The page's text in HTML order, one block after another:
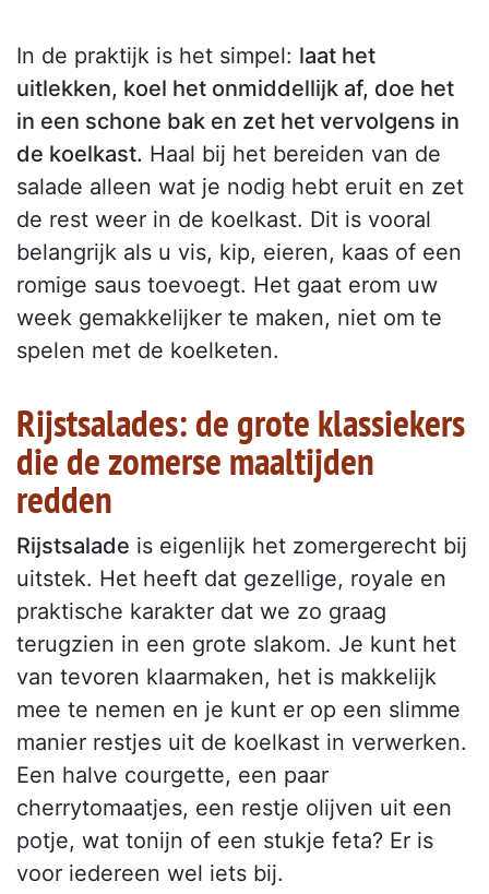
In de praktijk is het simpel: laat het
uitlekken, koel het onmiddellijk af, doe het
in een schone bak en zet het vervolgens in
de koelkast. Haal bij het bereiden van de
salade alleen wat je nodig hebt eruit en zet
de rest weer in de koelkast. Dit is vooral
belangrijk als u vis, kip, eieren, kaas of een
romige saus toevoegt. Het gaat erom uw
week gemakkelijker te maken, niet om te
spelen met de koelketen.
Rijstsalades: de grote klassiekers
die de zomerse maaltijden
redden
Rijstsalade is eigenlijk het zomergerecht bij
uitstek. Het heeft dat gezellige, royale en
praktische karakter dat we zo graag
terugzien in een grote slakom. Je kunt het
van tevoren klaarmaken, het is makkelijk
mee te nemen en je kunt er op een slimme
manier restjes uit de koelkast in verwerken.
Een halve courgette, een paar
cherrytomaatjes, een restje olijven uit een
potje, wat tonijn of een stukje feta? Er is
voor iedereen wel iets bij.